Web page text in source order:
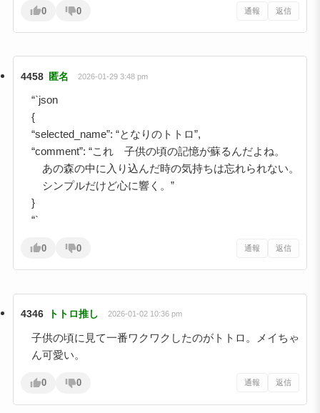
0 0 通報 返信
4458 匿名 2026-01-29 3:48 pm
“`json
{
“selected_name”: “となりのトトロ”,
“comment”: “これ 子供の頃の記憶が蘇るんだよね。
あの森の中に入り込んだ時の気持ちは忘れられない。
シンプルだけど心に響く。”
}
“`
0 0 通報 返信
4346 トトロ推し 2026-01-02 10:36 pm
子供の頃に見て一番ワクワクしたのがトトロ。メイちゃ
ん可愛い。
0 0 通報 返信